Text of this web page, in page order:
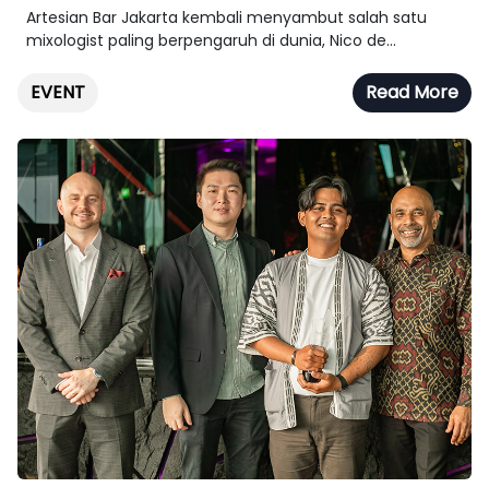
Artesian Bar Jakarta kembali menyambut salah satu
mixologist paling berpengaruh di dunia, Nico de...
EVENT Read More